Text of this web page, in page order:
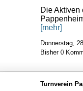
​Die Aktiven
[mehr]
Donnerstag,
Bisher 0
Turnverein